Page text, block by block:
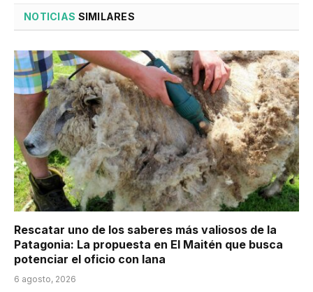
NOTICIAS SIMILARES
Rescatar uno de los saberes más valiosos de la
Patagonia: La propuesta en El Maitén que busca
potenciar el oficio con lana
6 agosto, 2026